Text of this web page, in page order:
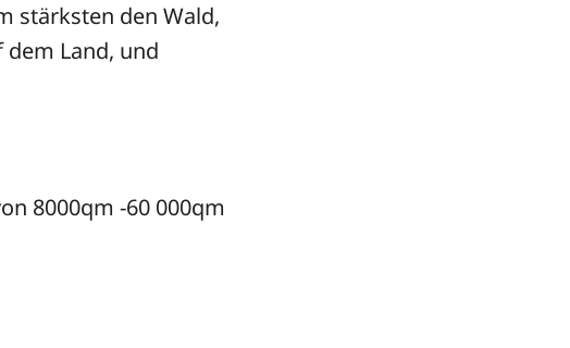
stärksten den Wald,
Land, und
8000qm -60 000qm